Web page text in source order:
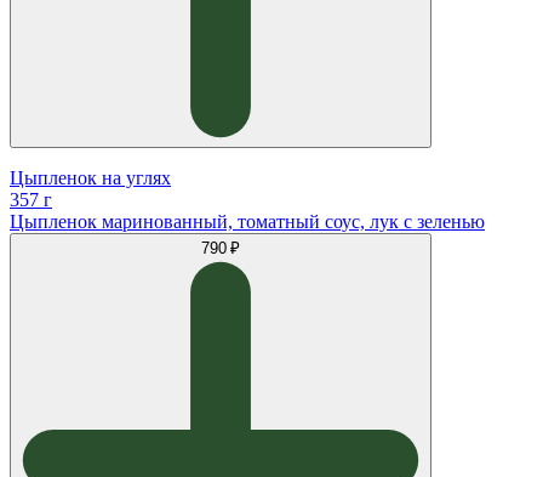
Цыпленок на углях
357 г
Цыпленок маринованный, томатный соус, лук с зеленью
790 ₽